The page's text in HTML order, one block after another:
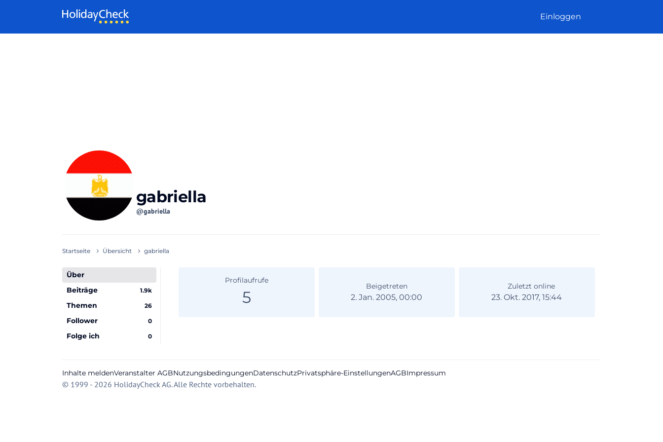
Einloggen
gabriella
@gabriella
Startseite Übersicht gabriella
Über
Beiträge
1.9k
Themen 26
Follower 0
Folge ich 0
Profilaufrufe
5
Beigetreten
2. Jan. 2005, 00:00
Zuletzt online
23. Okt. 2017, 15:44
Inhalte meldenVeranstalter AGBNutzungsbedingungenDatenschutzPrivatsphäre-EinstellungenAGBImpressum
© 1999 - 2026 HolidayCheck AG. Alle Rechte vorbehalten.